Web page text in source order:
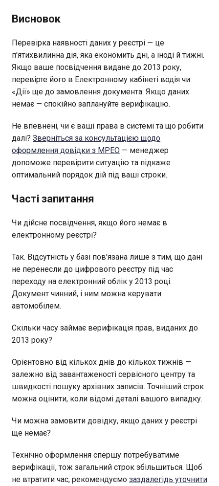
Висновок
Перевірка наявності даних у реєстрі — це
п'ятихвилинна дія, яка економить дні, а іноді й тижні.
Якщо ваше посвідчення видане до 2013 року,
перевірте його в Електронному кабінеті водія чи
«Дії» ще до замовлення документа. Якщо даних
немає — спокійно заплануйте верифікацію.
Не впевнені, чи є ваші права в системі та що робити
далі? Зверніться за консультацією щодо
оформлення довідки з МРЕО — менеджер
допоможе перевірити ситуацію та підкаже
оптимальний порядок дій під ваші строки.
Часті запитання
Чи дійсне посвідчення, якщо його немає в
електронному реєстрі?
Так. Відсутність у базі пов'язана лише з тим, що дані
не перенесли до цифрового реєстру під час
переходу на електронний облік у 2013 році.
Документ чинний, і ним можна керувати
автомобілем.
Скільки часу займає верифікація прав, виданих до
2013 року?
Орієнтовно від кількох днів до кількох тижнів —
залежно від завантаженості сервісного центру та
швидкості пошуку архівних записів. Точніший строк
можна оцінити, коли відомі деталі вашого випадку.
Чи можна замовити довідку, якщо даних у реєстрі
ще немає?
Технічно оформлення спершу потребуватиме
верифікації, тож загальний строк збільшиться. Щоб
не втратити час, рекомендуємо заздалегідь уточнити